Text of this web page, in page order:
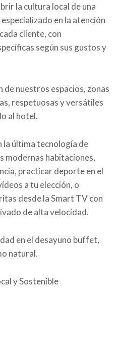
la cultura local de una
en la atención
cliente, con
según sus gustos y
de nuestros espacios, zonas
respetuosas y versátiles
al hotel.
la última tecnología de
modernas habitaciones,
practicar deporte en el
a tu elección, o
desde la Smart TV con
de alta velocidad.
en el desayuno buffet,
natural.
y Sostenible